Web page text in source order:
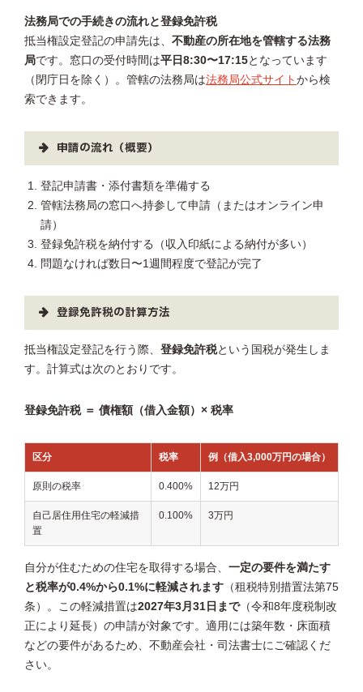
法務局での手続きの流れと登録免許税
抵当権設定登記の申請先は、 不動産の所在地を管轄する法務
局です。窓口の受付時間は平日8:30〜17:15となっています
（閉庁日を除く）。管轄の法務局は法務局公式サイト から検
索できます。
申請の流れ（概要）
登記申請書・添付書類を準備する
管轄法務局の窓口へ持参して申請（またはオンライン申
請）
登録免許税を納付する（収入印紙による納付が多い）
問題なければ数日〜1週間程度で登記が完了
登録免許税の計算方法
抵当権設定登記を行う際、 登録免許税という国税が発生しま
す。計算式は次のとおりです。
登録免許税 ＝ 債権額（借入金額）× 税率
区分 税率 例（借入3,000万円の場合）
原則の税率 0.400% 12万円
自己居住用住宅の軽減措
置
0.100% 3万円
自分が住むための住宅を取得する場合、 一定の要件を満たす
と税率が0.4%から0.1%に軽減されます （租税特別措置法第75
条）。この軽減措置は2027年3月31日まで（令和8年度税制改
正により延長）の申請が対象です。適用には築年数・床面積
などの要件があるため、不動産会社・司法書士にご確認くだ
さい。